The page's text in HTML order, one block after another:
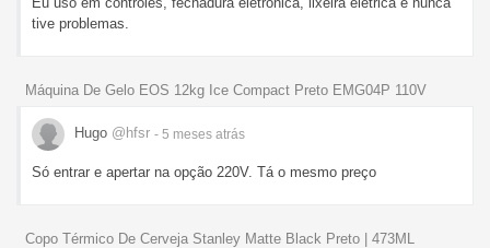
tive problemas.
Máquina De Gelo EOS 12kg Ice Compact Preto EMG04P 110V
Hugo @hfsr - 5 meses atrás
Só entrar e apertar na opção 220V. Tá o mesmo preço
Copo Térmico De Cerveja Stanley Matte Black Preto | 473ML